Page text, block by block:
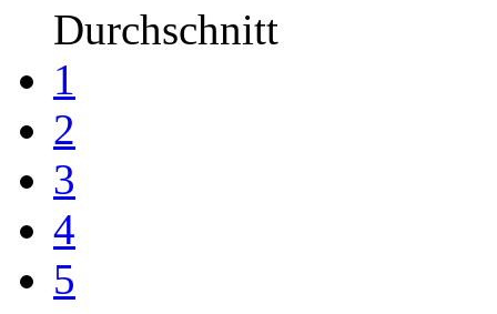
Durchschnitt
1
2
3
4
5